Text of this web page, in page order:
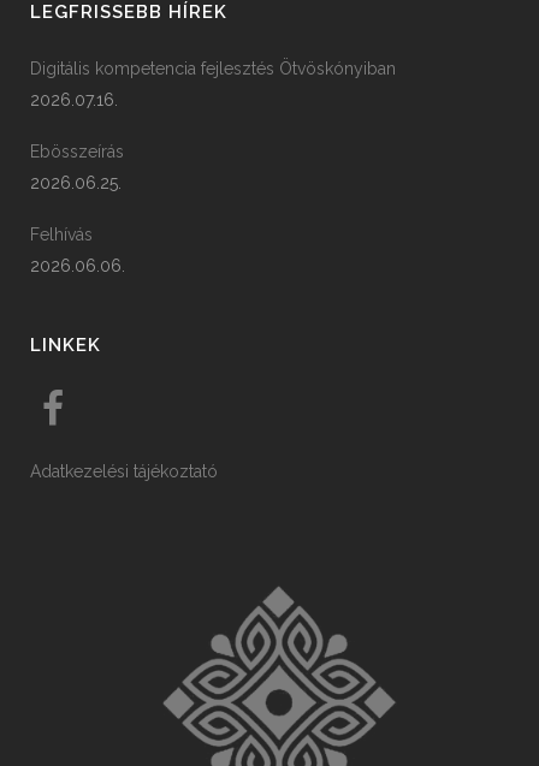
LEGFRISSEBB HÍREK
Digitális kompetencia fejlesztés Ötvöskónyiban
2026.07.16.
Ebösszeírás
2026.06.25.
Felhívás
2026.06.06.
LINKEK
Adatkezelési tájékoztató